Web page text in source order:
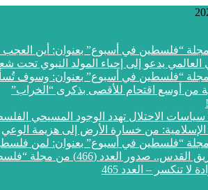
العالمي يدعو إلى إحياء المولد النبوي تحت
من أوسع اقتحام للأقصى بذكرى “الخراب”
الاحتلال تهدد الوجود المسيحي
من خسارة الأرض إلى هزيمة الوعي
العدد (466) من مجلة “فلسطين في أسبوع”
لا تنكسر – العدد 465